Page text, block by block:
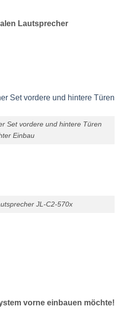
Lautsprecher
Set vordere und hintere Türen
Einbau
JL-C2-570x
vorne einbauen möchte!